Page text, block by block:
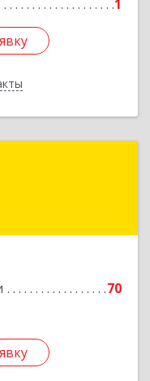
1
70
р-н, Инза